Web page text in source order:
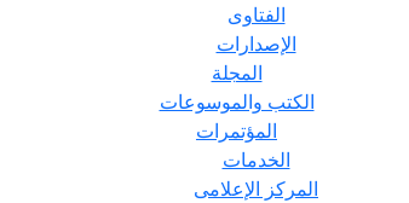
الفتاوى
الإصدارات
المجلة
الكتب والموسوعات
المؤتمرات
الخدمات
المركز الإعلامى